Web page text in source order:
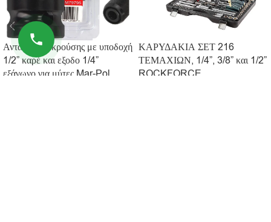
Αντάπτορας κρούσης με υποδοχή
1/2” καρέ και εξοδο 1/4”
εξάγωνο για μύτες Mar-Pol
ΚΑΡΥΔΑΚΙΑ ΣΕΤ 216
ΤΕΜΑΧΙΩΝ, 1/4”, 3/8” και 1/2”
ROCKFORCE